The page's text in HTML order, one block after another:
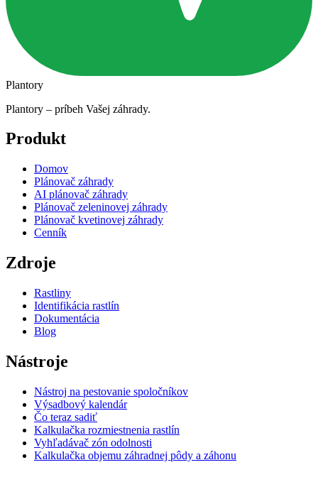
Plantory
Plantory – príbeh Vašej záhrady.
Produkt
Domov
Plánovač záhrady
AI plánovač záhrady
Plánovač zeleninovej záhrady
Plánovač kvetinovej záhrady
Cenník
Zdroje
Rastliny
Identifikácia rastlín
Dokumentácia
Blog
Nástroje
Nástroj na pestovanie spoločníkov
Výsadbový kalendár
Čo teraz sadiť
Kalkulačka rozmiestnenia rastlín
Vyhľadávač zón odolnosti
Kalkulačka objemu záhradnej pôdy a záhonu